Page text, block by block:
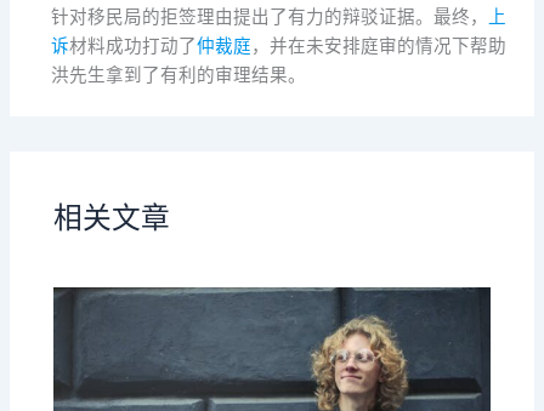
针对移民局的拒签理由提出了有力的辩驳证据。最终，
上
诉材料成功打动了仲裁庭，并在未安排庭审的情况下帮助
洪先生拿到了有利的审理结果。
相关文章